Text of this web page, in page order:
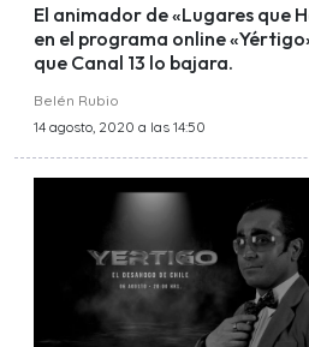
El animador de «Lugares que
en el programa online
que Canal 13 lo bajara.
Belén Rubio
14 agosto, 2020 a las 14:50